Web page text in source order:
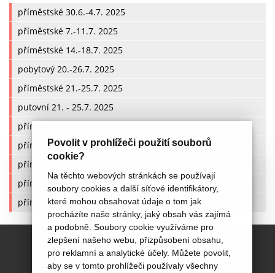
Povolit v prohlížeči použití souborů
cookie?
Na těchto webových stránkách se používají
soubory cookies a další síťové identifikátory,
které mohou obsahovat údaje o tom jak
procházíte naše stránky, jaký obsah vás zajímá
a podobně. Soubory cookie využíváme pro
zlepšení našeho webu, přizpůsobení obsahu,
pro reklamní a analytické účely. Můžete povolit,
aby se v tomto prohlížeči používaly všechny
příměstské 30.6.-4.7. 2025
příměstské 7.-11.7. 2025
příměstské 14.-18.7. 2025
pobytový 20.-26.7. 2025
příměstské 21.-25.7. 2025
putovní 21. - 25.7. 2025
příměstské 28.7.- 1.8.2025
příměstské 4.-8.8. 2025
příměstské 11.-15.8. 2025
příměstské 18.-22.8. 2025
příměstské 25.-29.8. 2025